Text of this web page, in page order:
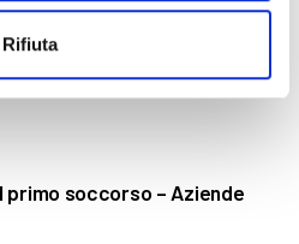
Rifiuta
primo soccorso – Aziende
2025 dalle
soccorso – Aziende